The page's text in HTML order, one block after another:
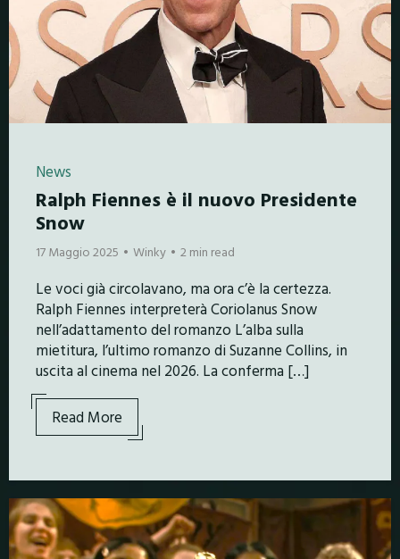
News
Ralph Fiennes è il nuovo Presidente
Snow
17 Maggio 2025 Winky 2 min read
Le voci già circolavano, ma ora c’è la certezza.
Ralph Fiennes interpreterà Coriolanus Snow
nell’adattamento del romanzo L’alba sulla
mietitura, l’ultimo romanzo di Suzanne Collins, in
uscita al cinema nel 2026. La conferma […]
Read More